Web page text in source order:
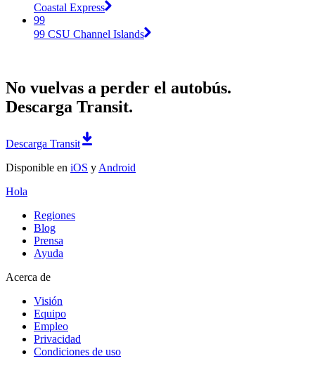
Coastal Express
99
99 CSU Channel Islands
No vuelvas a perder el autobús.
Descarga Transit.
Descarga Transit
Disponible en iOS y Android
Hola
Regiones
Blog
Prensa
Ayuda
Acerca de
Visión
Equipo
Empleo
Privacidad
Condiciones de uso